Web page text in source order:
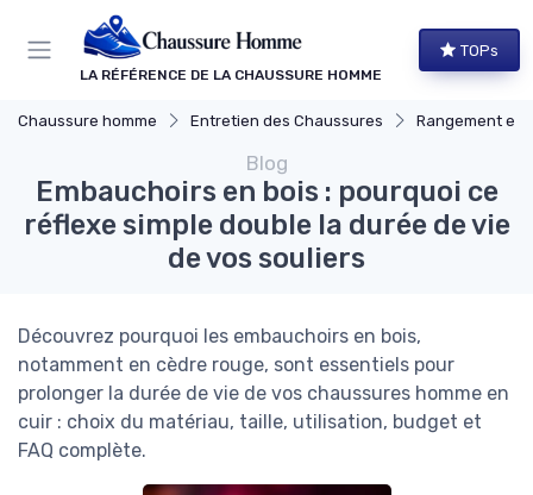
LA RÉFÉRENCE DE LA CHAUSSURE HOMME
TOPs
Chaussure homme Entretien des Chaussures Rangement et
Blog
Embauchoirs en bois : pourquoi ce
réflexe simple double la durée de vie
de vos souliers
Découvrez pourquoi les embauchoirs en bois,
notamment en cèdre rouge, sont essentiels pour
prolonger la durée de vie de vos chaussures homme en
cuir : choix du matériau, taille, utilisation, budget et
FAQ complète.
Panneau de gestion des cookies